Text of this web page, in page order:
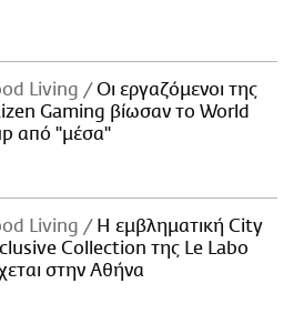
Living
Οι εργαζόμενοι της
Gaming βίωσαν το World
από "μέσα"
Living
Η εμβληματική City
Collection της Le Labo
στην Αθήνα